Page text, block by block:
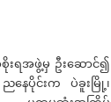
အဖွဲ့မှ ဦးဆောင်၍
ေပိုင်းက ပဲခူးမြို့၊